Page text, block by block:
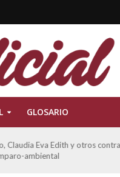
GLOSARIO
y otros contra GCBA y